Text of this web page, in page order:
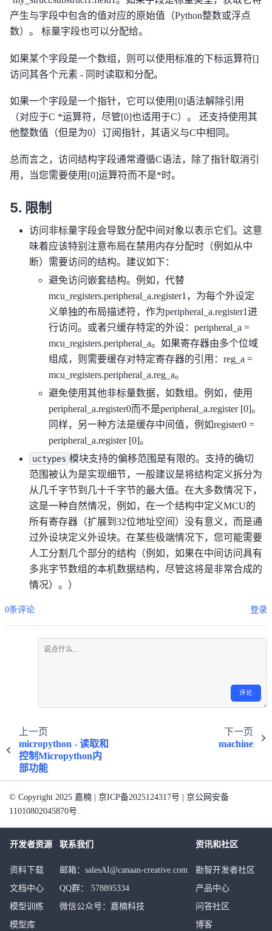
产生与字段中包含的值对应的原始值（Python整数或浮点
数）。 标量字段也可以分配给。
如果某个字段是一个数组，则可以使用标准的下标运算符[]
访问其各个元素 - 同时读取和分配。
如果一个字段是一个指针，它可以使用[0]语法解除引用
（对应于C *运算符，尽管[0]也适用于C）。 还支持使用其
他整数值（但是为0）订阅指针，其语义与C中相同。
总而言之，访问结构字段通常遵循C语法，除了指针取消引
用，当您需要使用[0]运算符而不是*时。
限制
访问非标量字段会导致分配中间对象以表示它们。这意
味着应该特别注意布局在禁用内存分配时（例如从中
断）需要访问的结构。建议如下：
避免访问嵌套结构。例如，代替
mcu_registers.peripheral_a.register1，为每个外设定
义单独的布局描述符，作为peripheral_a.register1进
行访问。或者只缓存特定的外设：peripheral_a =
mcu_registers.peripheral_a。如果寄存器由多个位域
组成，则需要缓存对特定寄存器的引用：reg_a =
mcu_registers.peripheral_a.reg_a。
避免使用其他非标量数据，如数组。例如，使用
peripheral_a.register0而不是peripheral_a.register [0]。
同样，另一种方法是缓存中间值，例如register0 =
peripheral_a.register [0]。
uctypes 模块支持的偏移范围是有限的。支持的确切
范围被认为是实现细节，一般建议是将结构定义拆分为
从几千字节到几十千字节的最大值。在大多数情况下，
这是一种自然情况，例如，在一个结构中定义MCU的
所有寄存器（扩展到32位地址空间）没有意义，而是通
过外设块定义外设块。在某些极端情况下，您可能需要
人工分割几个部分的结构（例如，如果在中间访问具有
多兆字节数组的本机数据结构，尽管这将是非常合成的
情况）。）
0条评论 登录
评论
上一页
micropython - 读取和
控制Micropython内
部功能
下一页
machine
© Copyright 2025 嘉楠 | 京ICP备2025124317号 | 京公网安备
11010802045870号.
开发者资源
资料下载
文档中心
模型训练
模型库
联系我们
邮箱：salesAI@canaan-creative.com
QQ群： 578895334
微信公众号：嘉楠科技
资讯和社区
勘智开发者社区
产品中心
问答社区
博客